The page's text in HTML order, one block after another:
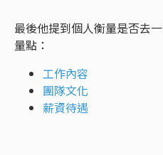
最後他提到個人衡量是否去
量點：
工作內容
團隊文化
薪資待遇